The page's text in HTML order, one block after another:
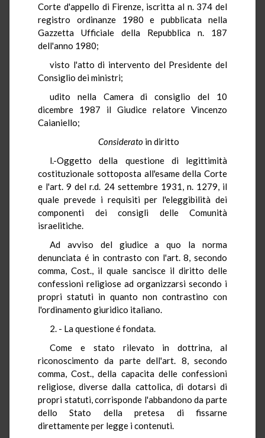
Corte d'appello di Firenze, iscritta al n. 374 del
registro ordinanze 1980 e pubblicata nella
Gazzetta Ufficiale della Repubblica n. 187
dell'anno 1980;
visto l'atto di intervento del Presidente del
Consiglio dei ministri;
udito nella Camera di consiglio del 10
dicembre 1987 il Giudice relatore Vincenzo
Caianiello;
Consideratoin diritto
l.-Oggetto della questione di legittimità
costituzionale sottoposta all'esame della Corte
e l'art. 9 del r.d. 24 settembre 1931, n. 1279, il
quale prevede i requisiti per l'eleggibilità dei
componenti dei consigli delle Comunità
israelitiche.
Ad avviso del giudice a quo la norma
denunciata é in contrasto con l'art. 8, secondo
comma, Cost., il quale sancisce il diritto delle
confessioni religiose ad organizzarsi secondo i
propri statuti in quanto non contrastino con
l'ordinamento giuridico italiano.
2. - La questione é fondata.
Come e stato rilevato in dottrina, al
riconoscimento da parte dell'art. 8, secondo
comma, Cost., della capacita delle confessioni
religiose, diverse dalla cattolica, di dotarsi di
propri statuti, corrisponde l'abbandono da parte
dello Stato della pretesa di fissarne
direttamente per legge i contenuti.